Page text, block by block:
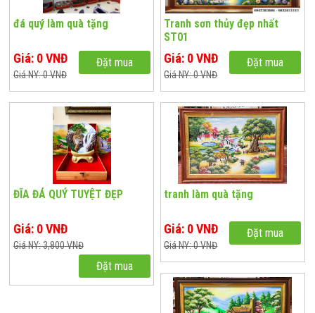
đá quý làm quà tặng
Giá: 0 VNĐ
Giá NY: 0 VNĐ
Đặt mua
Tranh sơn thủy đẹp nhất
ST01
Giá: 0 VNĐ
Giá NY: 0 VNĐ
Đặt mua
ĐĨA ĐÁ QUÝ TUYỆT ĐẸP
Giá: 0 VNĐ
Giá NY: 3,800 VNĐ
Đặt mua
tranh làm quà tặng
Giá: 0 VNĐ
Giá NY: 0 VNĐ
Đặt mua